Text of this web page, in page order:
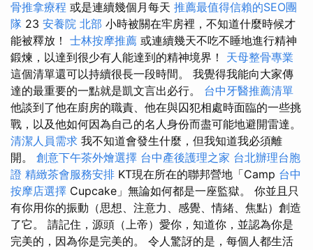
骨推拿療程 或是連續幾個月每天 推薦最值得信賴的SEO團
隊 23 安養院 北部 小時被關在牢房裡，不知道什麼時候才
能被釋放！ 士林按摩推薦 或連續幾天不吃不睡地進行精神
鍛煉，以達到很少有人能達到的精神境界！ 天母整骨專業
這個清單還可以持續很長一段時間。 我覺得我能向大家傳
達的最重要的一點就是凱文言出必行。 台中牙醫推薦清單
他談到了他在廚房的職責、他在與囚犯相處時面臨的一些挑
戰，以及他如何因為自己的名人身份而盡可能地避開雷達。
清潔人員需求 我不知道會發生什麼，但我知道我必須離
開。 創意下午茶外燴選擇 台中產後護理之家 台北辦理台胞
證 精緻茶會服務安排 KT現在所在的聯邦營地「Camp 台中
按摩店選擇 Cupcake」無論如何都是一座監獄。 你並且只
有你用你的振動（思想、注意力、感覺、情緒、焦點）創造
了它。 請記住，源頭（上帝）愛你，知道你，並認為你是
完美的，因為你是完美的。 令人驚訝的是，每個人都生活